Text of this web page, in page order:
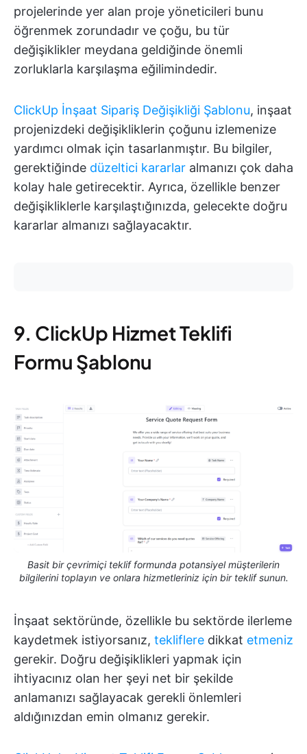
projelerinde yer alan proje yöneticileri bunu
öğrenmek zorundadır ve çoğu, bu tür
değişiklikler meydana geldiğinde önemli
zorluklarla karşılaşma eğilimindedir.
ClickUp İnşaat Sipariş Değişikliği Şablonu, inşaat
projenizdeki değişikliklerin çoğunu izlemenize
yardımcı olmak için tasarlanmıştır. Bu bilgiler,
gerektiğinde düzeltici kararlar almanızı çok daha
kolay hale getirecektir. Ayrıca, özellikle benzer
değişikliklerle karşılaştığınızda, gelecekte doğru
kararlar almanızı sağlayacaktır.
9. ClickUp Hizmet Teklifi
Formu Şablonu
Basit bir çevrimiçi teklif formunda potansiyel müşterilerin
bilgilerini toplayın ve onlara hizmetleriniz için bir teklif sunun.
İnşaat sektöründe, özellikle bu sektörde ilerleme
kaydetmek istiyorsanız, tekliflere dikkat etmeniz
gerekir. Doğru değişiklikleri yapmak için
ihtiyacınız olan her şeyi net bir şekilde
anlamanızı sağlayacak gerekli önlemleri
aldığınızdan emin olmanız gerekir.